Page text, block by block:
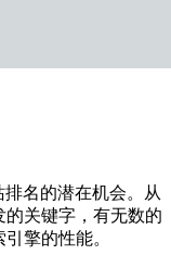
名的潜在机会。从
关键字，有无数的
擎的性能。